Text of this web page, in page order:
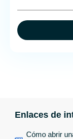
Enlaces de
Cómo abrir